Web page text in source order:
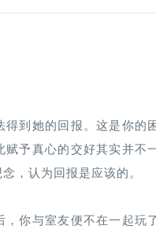
得到她的回报。这是你
赋予真心的交好其实并
，认为回报是应该的。
，你与室友便不在一起